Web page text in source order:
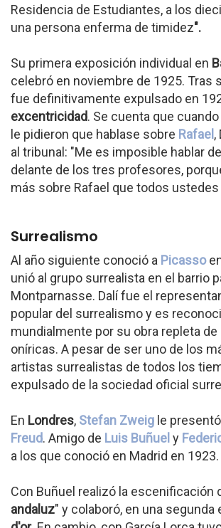
Residencia de Estudiantes, a los
una persona enferma de timidez".
Su primera exposición individual en
celebró en noviembre de 1925. Tras
fue definitivamente expulsado en
excentricidad. Se cuenta que
le pidieron que hablase sobre Rafael ,
al tribunal: "Me es imposible hablar
delante de los tres profesores,
más sobre Rafael que todos
Surrealismo
Al año siguiente conoció a Picasso
unió al grupo surrealista en el barrio
Montparnasse. Dalí fue el
popular del surrealismo y es
mundialmente por su obra repleta
oníricas. A pesar de ser uno de los
artistas surrealistas de todos los
expulsado de la sociedad oficial
En Londres, Stefan Zweig le
Freud. Amigo de Luis Buñuel y
a los que conoció en Madrid en 1923.
Con Buñuel realizó la escenificación
andaluz" y colaboró, en una segunda